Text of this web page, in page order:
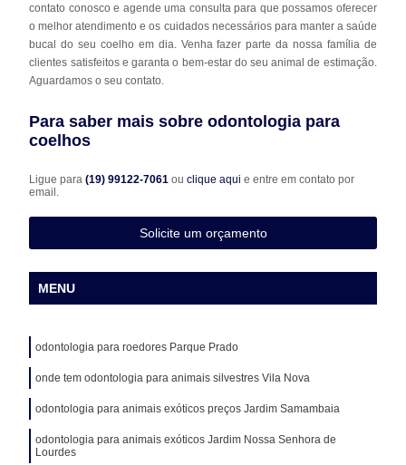
contato conosco e agende uma consulta para que possamos oferecer
o melhor atendimento e os cuidados necessários para manter a saúde
bucal do seu coelho em dia. Venha fazer parte da nossa família de
clientes satisfeitos e garanta o bem-estar do seu animal de estimação.
Aguardamos o seu contato.
Para saber mais sobre odontologia para
coelhos
Ligue para(19) 99122-7061ouclique aqui e entre em contato por
email.
Solicite um orçamento
MENU
odontologia para roedores Parque Prado
onde tem odontologia para animais silvestres Vila Nova
odontologia para animais exóticos preços Jardim Samambaia
odontologia para animais exóticos Jardim Nossa Senhora de
Lourdes